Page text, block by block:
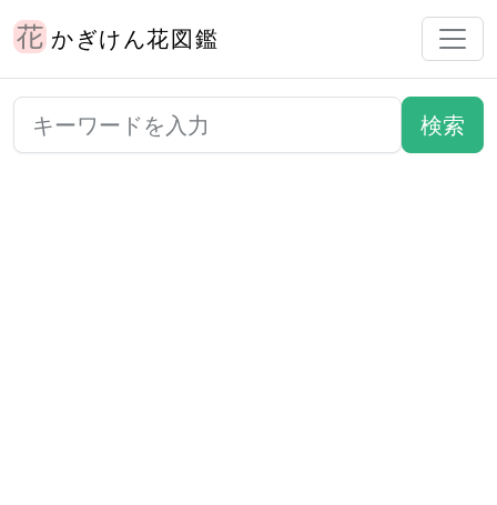
かぎけん花図鑑